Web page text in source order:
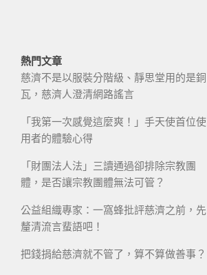
熱門文章
慈濟不是以服裝分階級、靜思堂用的是銅
瓦，慈濟人澄清網路謠言
「我第一次感覺這麼爽！」手天使首位使
用者的體驗心得
「財團法人法」三讀通過卻排除宗教團
體，是否讓宗教團體無法可管？
公益組織專家：一窩蜂批評慈濟之前，先
釐清流言蜚語吧！
把錢捐給慈濟就不管了，算不算做善事？